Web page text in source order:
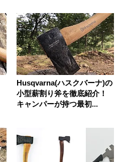
Husqvarna(ハスクバーナ)の
小型薪割り斧を徹底紹介！
キャンパーが持つ最初...